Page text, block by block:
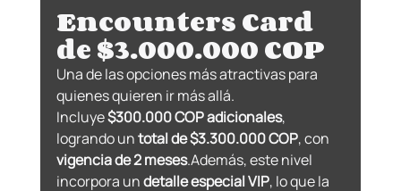
Encounters Card
de $3.000.000 COP
Una de las opciones más atractivas para
quienes quieren ir más allá.
Incluye $300.000 COP adicionales,
logrando un total de $3.300.000 COP, con
vigencia de 2 meses.Además, este nivel
incorpora un detalle especial VIP, lo que la